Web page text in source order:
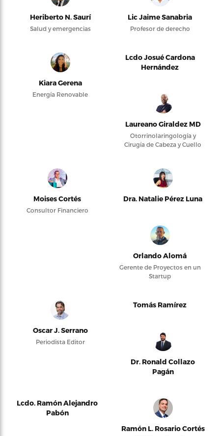
Heriberto N. Saurí
Salud y emergencias
Lic Jaime Sanabria
Profesor de derecho
Kiara Gerena
Energía Renovable
Lcdo Josué Cardona
Hernández
Laureano Giraldez MD
Otorrinolaringología y
Cirugía de Cabeza y Cuello
Moises Cortés
Consultor Financiero
Dra. Natalie Pérez Luna
Orlando Alomá
Gerente de Proyectos en un
Startup
Oscar J. Serrano
Periodista Editor
Tomás Ramírez
Dr. Ronald Collazo
Pagán
Lcdo. Ramón Alejandro
Pabón
Ramón L. Rosario Cortés